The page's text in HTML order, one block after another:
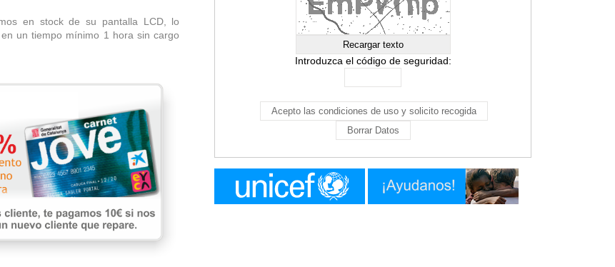
en stock de su pantalla LCD, lo
en un tiempo mínimo 1 hora sin cargo
Introduzca el código de seguridad: